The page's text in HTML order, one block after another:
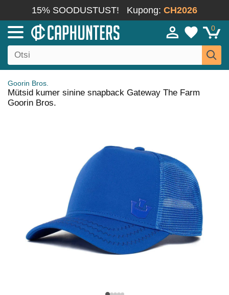
15% SOODUSTUST! Kupong: CH2026
0
Goorin Bros.
Mütsid kumer sinine snapback Gateway The Farm
Goorin Bros.